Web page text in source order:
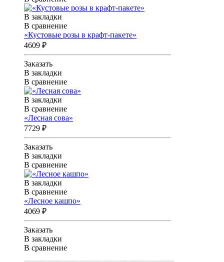
В закладки
В сравнение
«Кустовые розы в крафт-пакете»
4609 ₽
Заказать
В закладки
В сравнение
В закладки
В сравнение
«Лесная сова»
7729 ₽
Заказать
В закладки
В сравнение
В закладки
В сравнение
«Лесное кашпо»
4069 ₽
Заказать
В закладки
В сравнение